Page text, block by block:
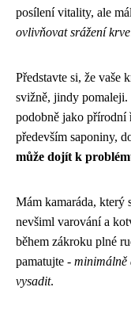
posílení vitality, ale
ovlivňovat srážení krve
Představte si, že vaše
svižně, jindy
podobně jako přírodní
především saponiny,
může dojít k
Mám kamaráda, který
nevšiml varování a
během zákroku plné
pamatujte - minimálně
vysadit.